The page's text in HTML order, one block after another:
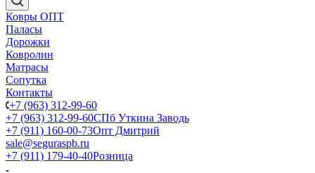
Ковры ОПТ
Паласы
Дорожки
Ковролин
Матрасы
Сопутка
Контакты
+7 (963) 312-99-60
+7 (963) 312-99-60СПб Уткина Заводь
+7 (911) 160-00-73Опт Дмитрий
sale@seguraspb.ru
+7 (911) 179-40-40Розница